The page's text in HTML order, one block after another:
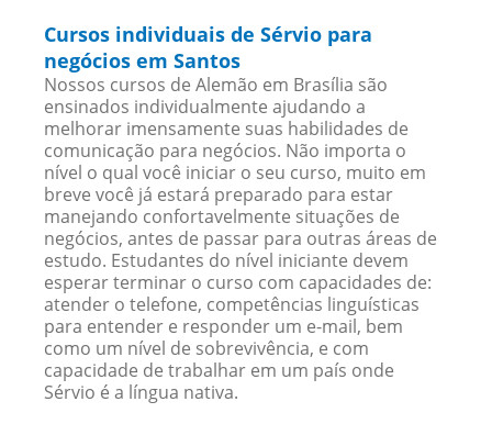
Cursos individuais de Sérvio para
negócios em Santos
Nossos cursos de Alemão em Brasília são
ensinados individualmente ajudando a
melhorar imensamente suas habilidades de
comunicação para negócios. Não importa o
nível o qual você iniciar o seu curso, muito em
breve você já estará preparado para estar
manejando confortavelmente situações de
negócios, antes de passar para outras áreas de
estudo. Estudantes do nível iniciante devem
esperar terminar o curso com capacidades de:
atender o telefone, competências linguísticas
para entender e responder um e-mail, bem
como um nível de sobrevivência, e com
capacidade de trabalhar em um país onde
Sérvio é a língua nativa.